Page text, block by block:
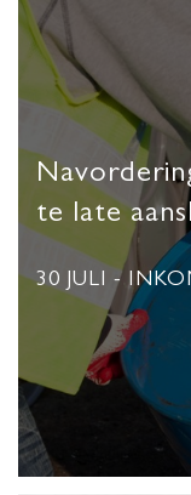
te late
30 JULI -